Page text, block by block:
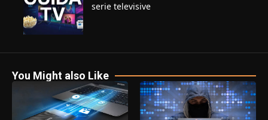
serie televisive
You Might also Like